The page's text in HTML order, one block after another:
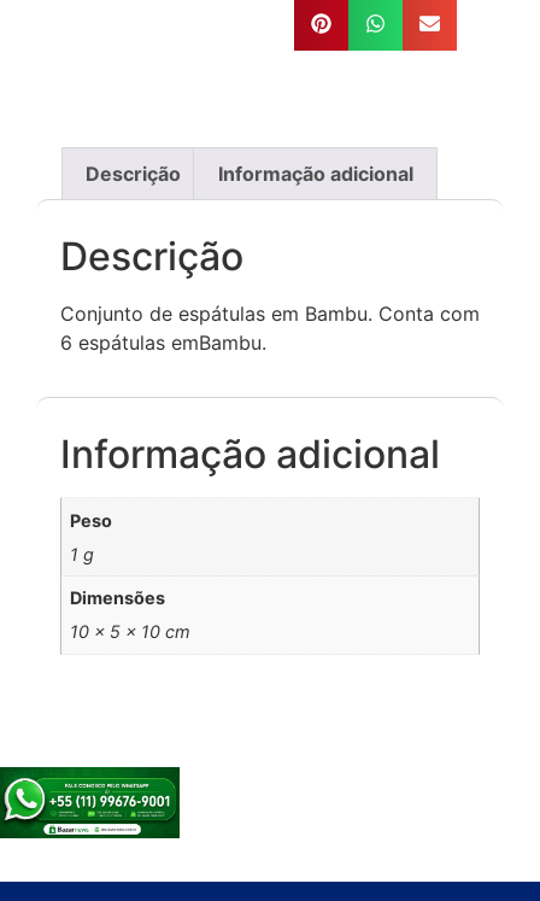
Descrição Informação adicional
Descrição
Conjunto de espátulas em Bambu. Conta com
6 espátulas emBambu.
Informação adicional
Peso
1 g
Dimensões
10 × 5 × 10 cm